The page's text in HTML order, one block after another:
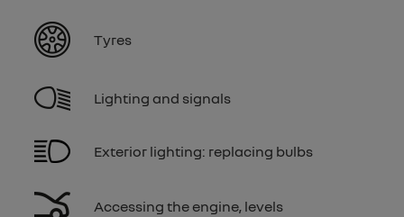
Tyres
Lighting and signals
Exterior lighting: replacing bulbs
Accessing the engine, levels